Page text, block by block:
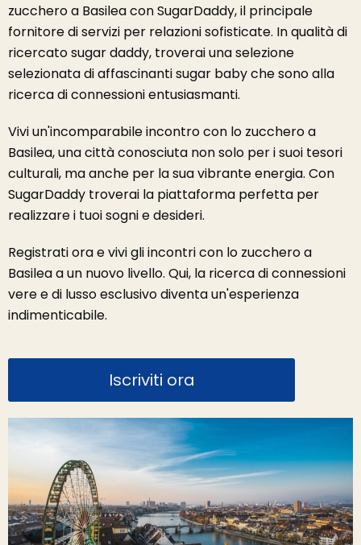
zucchero a Basilea con SugarDaddy, il principale
fornitore di servizi per relazioni sofisticate. In qualità di
ricercato sugar daddy, troverai una selezione
selezionata di affascinanti sugar baby che sono alla
ricerca di connessioni entusiasmanti.
Vivi un'incomparabile incontro con lo zucchero a
Basilea, una città conosciuta non solo per i suoi tesori
culturali, ma anche per la sua vibrante energia. Con
SugarDaddy troverai la piattaforma perfetta per
realizzare i tuoi sogni e desideri.
Registrati ora e vivi gli incontri con lo zucchero a
Basilea a un nuovo livello. Qui, la ricerca di connessioni
vere e di lusso esclusivo diventa un'esperienza
indimenticabile.
Iscriviti ora